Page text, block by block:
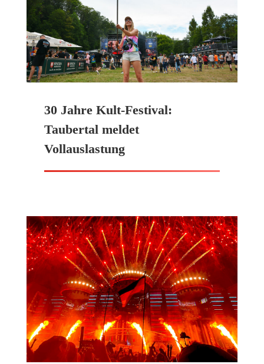
30 Jahre Kult-Festival:
Taubertal meldet
Vollauslastung